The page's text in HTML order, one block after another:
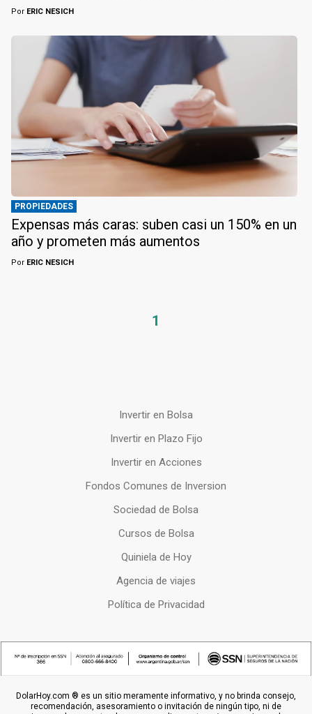
Por ERIC NESICH
PROPIEDADES
Expensas más caras: suben casi un 150% en un
año y prometen más aumentos
Por ERIC NESICH
1
Invertir en Bolsa
Invertir en Plazo Fijo
Invertir en Acciones
Fondos Comunes de Inversion
Sociedad de Bolsa
Cursos de Bolsa
Quiniela de Hoy
Agencia de viajes
Política de Privacidad
DolarHoy.com ® es un sitio meramente informativo, y no brinda consejo,
recomendación, asesoramiento o invitación de ningún tipo, ni de